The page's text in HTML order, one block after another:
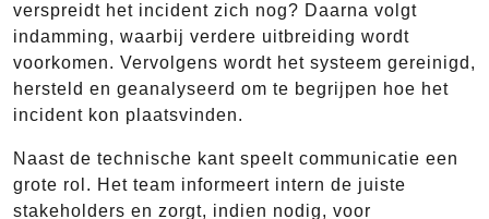
verspreidt het incident zich nog? Daarna volgt
indamming, waarbij verdere uitbreiding wordt
voorkomen. Vervolgens wordt het systeem gereinigd,
hersteld en geanalyseerd om te begrijpen hoe het
incident kon plaatsvinden.
Naast de technische kant speelt communicatie een
grote rol. Het team informeert intern de juiste
stakeholders en zorgt, indien nodig, voor